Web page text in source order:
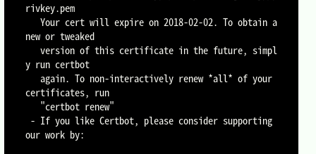
rivkey.pem
   Your cert will expire on 2018-02-02. To obtain a
new or tweaked
   version of this certificate in the future, simpl
y run certbot
   again. To non-interactively renew *all* of your
certificates, run
our work by: